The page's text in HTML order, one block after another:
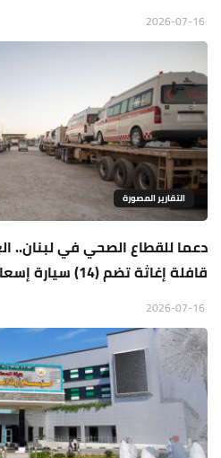
التقارير المصورة
دعما للقطاع الصحي في لبنان..
قافلة إغاثة تضم (14) سيارة إسعاف ومستلزمات طبية